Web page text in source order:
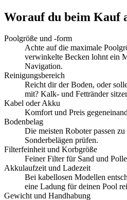
Worauf du beim Kauf
Poolgröße und -form
Achte auf die maximale
verwinkelte Becken lohnt ein
Navigation.
Reinigungsbereich
Reicht dir der Boden, oder
mit? Kalk- und Fettränder
Kabel oder Akku
Komfort und Preis
Bodenbelag
Die meisten Roboter passen
Sonderbelägen prüfen.
Filterfeinheit und Korbgröße
Feiner Filter für Sand und
Akkulaufzeit und Ladezeit
Bei kabellosen Modellen
eine Ladung für deinen Pool
Gewicht und Handhabung